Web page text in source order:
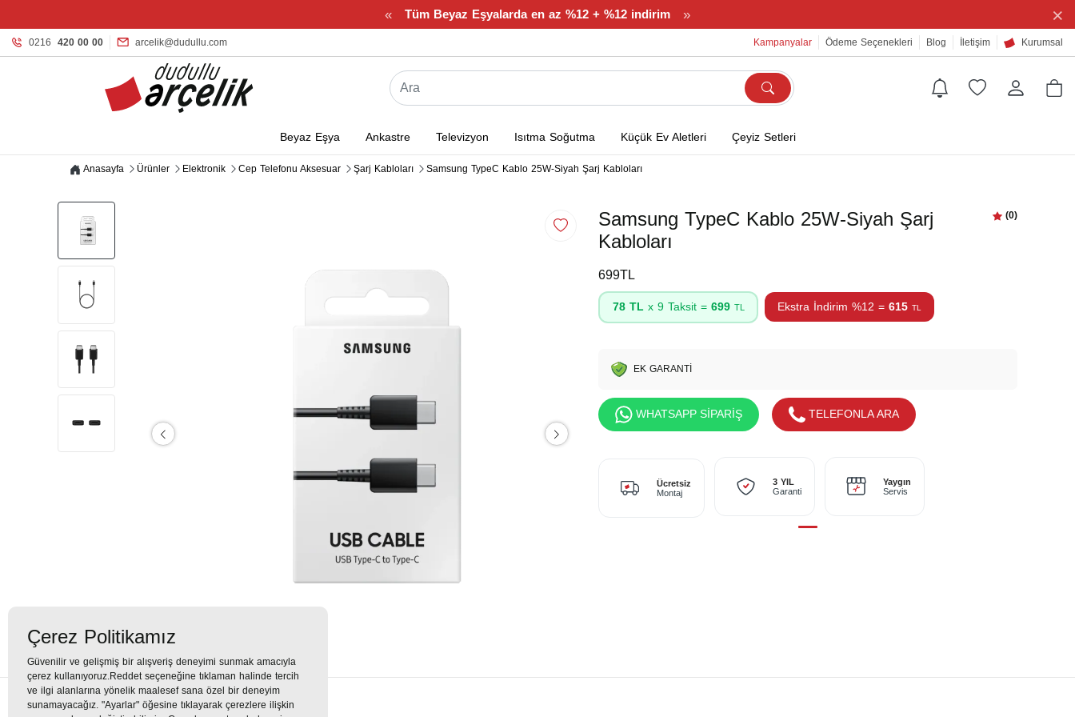
« Tüm Beyaz Eşyalarda en az %12 + %12 indirim » ×
0216 420 00 00 arcelik@dudullu.com Kampanyalar Ödeme Seçenekleri Blog İletişim Kurumsal
Beyaz Eşya Ankastre Televizyon Isıtma Soğutma Küçük Ev Aletleri Çeyiz Setleri
Anasayfa Ürünler Elektronik Cep Telefonu Aksesuar Şarj Kabloları Samsung TypeC Kablo 25W-Siyah Şarj Kabloları
Samsung TypeC Kablo 25W-Siyah Şarj
Kabloları
(0)
699TL
78 TLx 9 Taksit = 699 TL Ekstra İndirim %12 = 615 TL
EK GARANTİ
WHATSAPP SİPARİŞ TELEFONLA ARA
Ücretsiz
Montaj
3 YIL
Garanti
Yaygın
Servis
Çerez Politikamız
Güvenilir ve gelişmiş bir alışveriş deneyimi sunmak amacıyla
çerez kullanıyoruz.Reddet seçeneğine tıklaman halinde tercih
ve ilgi alanlarına yönelik maalesef sana özel bir deneyim
sunamayacağız. "Ayarlar" öğesine tıklayarak çerezlere ilişkin